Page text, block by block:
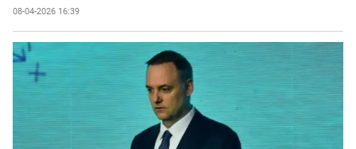
08-04-2026 16:39